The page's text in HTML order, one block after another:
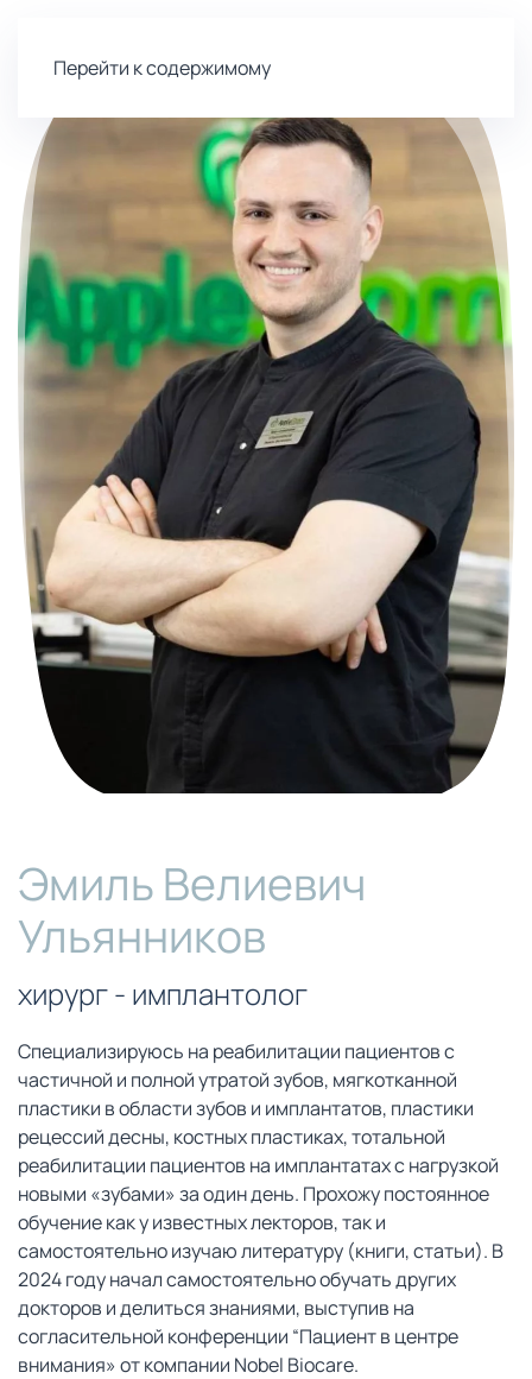
Перейти к содержимому
Эмиль Велиевич
Ульянников
хирург - имплантолог
Специализируюсь на реабилитации пациентов с
частичной и полной утратой зубов, мягкотканной
пластики в области зубов и имплантатов, пластики
рецессий десны, костных пластиках, тотальной
реабилитации пациентов на имплантатах с нагрузкой
новыми «зубами» за один день. Прохожу постоянное
обучение как у известных лекторов, так и
самостоятельно изучаю литературу (книги, статьи). В
2024 году начал самостоятельно обучать других
докторов и делиться знаниями, выступив на
согласительной конференции “Пациент в центре
внимания» от компании Nobel Biocare.